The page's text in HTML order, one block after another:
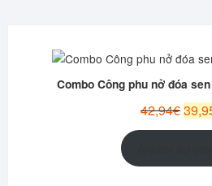
Combo Công phu nở đóa
42,94€ Le
prix